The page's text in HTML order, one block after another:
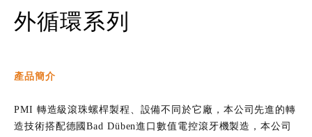
外循環系列
產品簡介
PMI 轉造級滾珠螺桿製程、設備不同於它廠，本公司先進的轉
造技術搭配德國Bad Düben進口數值電控滾牙機製造，本公司